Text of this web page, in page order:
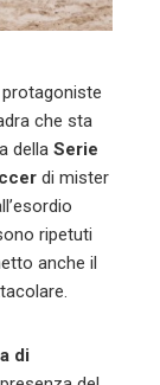
che sta
della Serie
di mister
ripetuti
anche il
di